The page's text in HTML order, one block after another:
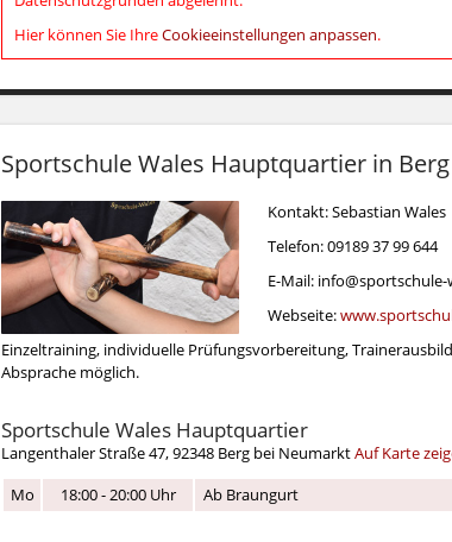
Hier können Sie IhreCookieeinstellungen anpassen.
Sportschule Wales Hauptquartier in
Kontakt: Sebastian Wales
Telefon: 09189 37 99 644
E-Mail: info@sportschule-
Webseite:
Einzeltraining, individuelle Prüfungsvorbereitung,
Absprache möglich.
Sportschule Wales Hauptquartier
Langenthaler Straße 47, 92348 Berg bei NeumarktAuf Karte
Mo
18:00 - 20:00 Uhr Ab Braungurt